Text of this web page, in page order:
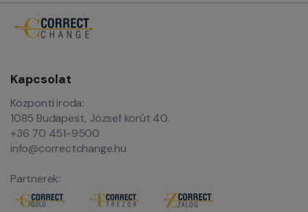
Kapcsolat
Központi iroda:
1085 Budapest, József körút 40.
+36 70 451-9500
info@correctchange.hu
Partnerek: